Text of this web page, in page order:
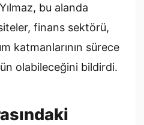
bu alanda
finans sektörü,
katmanlarının sürece
olabileceğini bildirdi.